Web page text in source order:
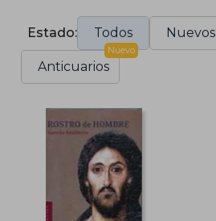
Estado: Todos Nuevos
Anticuarios
Nuevo